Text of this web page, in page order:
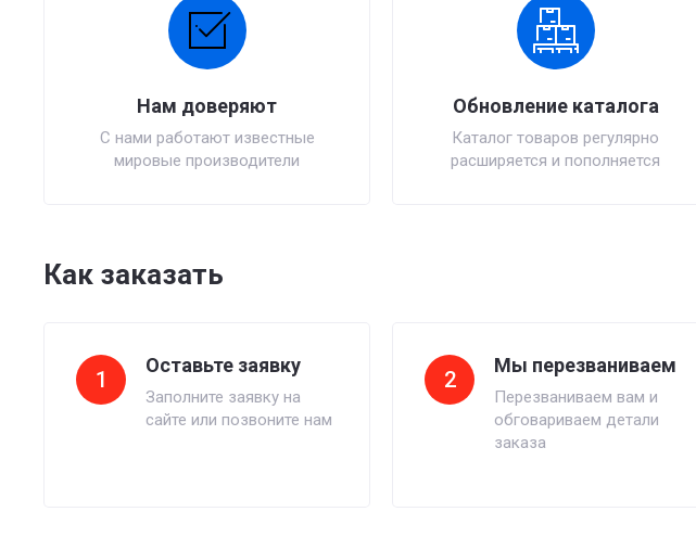
Нам доверяют
С нами работают известные
мировые производители
Обновление каталога
Каталог товаров регулярно
расширяется и пополняется
Как заказать
1
Оставьте заявку
Заполните заявку на
сайте или позвоните нам
2
Мы перезваниваем
Перезваниваем вам и
обговариваем детали
заказа